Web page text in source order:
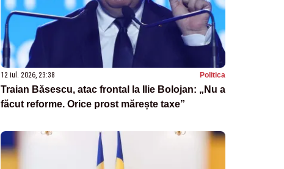
12 iul. 2026, 23:38 Politica
Traian Băsescu, atac frontal la Ilie Bolojan: „Nu a
făcut reforme. Orice prost mărește taxe”